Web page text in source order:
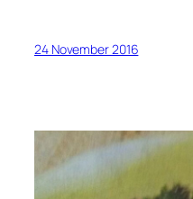
24 November 2016